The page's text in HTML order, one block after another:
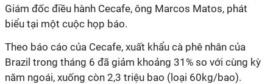
Giám đốc điều hành Cecafe, ông Marcos Matos, phát
biểu tại một cuộc họp báo.
Theo báo cáo của Cecafe, xuất khẩu cà phê nhân của
Brazil trong tháng 6 đã giảm khoảng 31% so với cùng kỳ
năm ngoái, xuống còn 2,3 triệu bao (loại 60kg/bao).